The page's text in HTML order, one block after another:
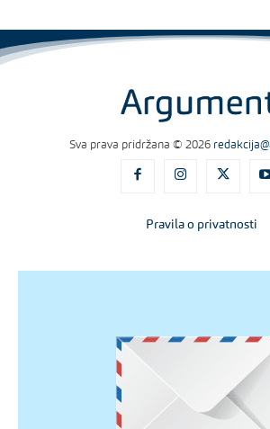
Sva prava pridržana © 2026
Pravila o privatnosti